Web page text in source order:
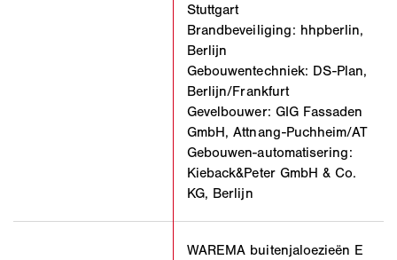
Stuttgart
Brandbeveiliging: hhpberlin,
Berlijn
Gebouwentechniek: DS-Plan,
Berlijn/Frankfurt
Gevelbouwer: GIG Fassaden
GmbH, Attnang-Puchheim/AT
Gebouwen-automatisering:
Kieback&Peter GmbH & Co.
KG, Berlijn
WAREMA buitenjaloezieën E